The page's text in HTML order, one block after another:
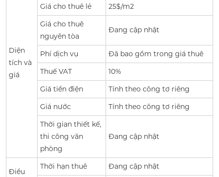
Diện
tích và
giá
Giá cho thuê lẻ
25$/m2
Giá cho thuê
nguyên tòa
Đang cập nhật
Phí dịch vụ
Đã bao gồm trong giá thuê
Thuế VAT
10%
Giá tiền điện
Tính theo công tơ riêng
Giá nước
Tính theo công tơ riêng
Thời gian thiết kế,
thi công văn
phòng
Đang cập nhật
Điều
Thời hạn thuê
Đang cập nhật